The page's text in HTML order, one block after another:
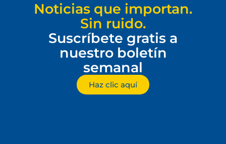
Noticias que importan.
Sin ruido.
Suscríbete gratis a
nuestro boletín
semanal
Haz clic aquí